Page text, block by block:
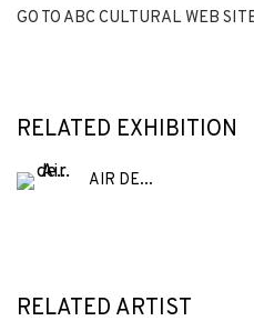
GO TO ABC CULTURAL WEB
RELATED EXHIBITION
AIR DE...
RELATED ARTIST